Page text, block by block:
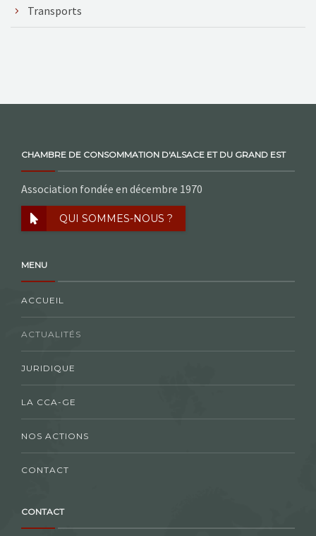
Transports
CHAMBRE DE CONSOMMATION D'ALSACE ET DU GRAND EST
Association fondée en décembre 1970
QUI SOMMES-NOUS ?
MENU
ACCUEIL
ACTUALITÉS
JURIDIQUE
LA CCA-GE
NOS ACTIONS
CONTACT
CONTACT